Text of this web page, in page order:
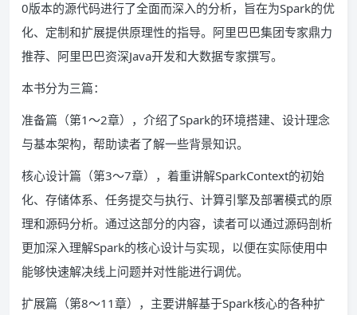
0版本的源代码进行了全面而深入的分析，旨在为Spark的优
化、定制和扩展提供原理性的指导。阿里巴巴集团专家鼎力
推荐、阿里巴巴资深Java开发和大数据专家撰写。
本书分为三篇：
准备篇（第1～2章），介绍了Spark的环境搭建、设计理念
与基本架构，帮助读者了解一些背景知识。
核心设计篇（第3～7章），着重讲解SparkContext的初始
化、存储体系、任务提交与执行、计算引擎及部署模式的原
理和源码分析。通过这部分的内容，读者可以通过源码剖析
更加深入理解Spark的核心设计与实现，以便在实际使用中
能够快速解决线上问题并对性能进行调优。
扩展篇（第8～11章），主要讲解基于Spark核心的各种扩